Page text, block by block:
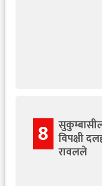
8 विपक्षी
रावलले